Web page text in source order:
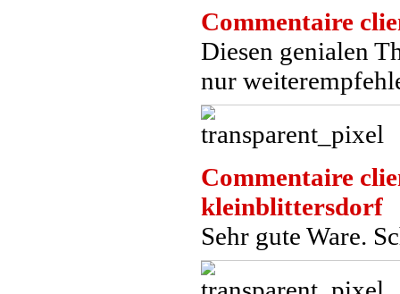
Commentaire
Diesen genialen
nur
Commentaire
kleinblittersdorf
Sehr gute Ware.